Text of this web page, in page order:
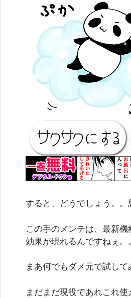
すると、どうでしょう。
この手のメンテは、最新
効果が現れるんですねぇ。。
まあ何でもダメ元で試し
まだまだ現役であれこれ